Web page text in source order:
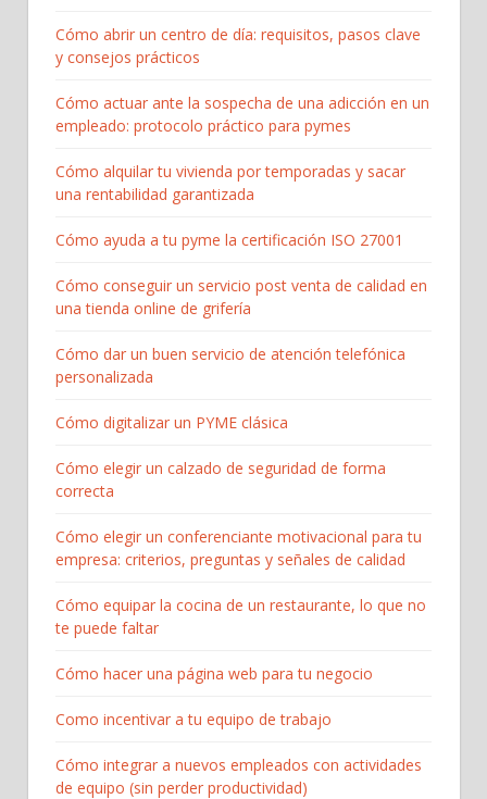
Cómo abrir un centro de día: requisitos, pasos clave
y consejos prácticos
Cómo actuar ante la sospecha de una adicción en un
empleado: protocolo práctico para pymes
Cómo alquilar tu vivienda por temporadas y sacar
una rentabilidad garantizada
Cómo ayuda a tu pyme la certificación ISO 27001
Cómo conseguir un servicio post venta de calidad en
una tienda online de grifería
Cómo dar un buen servicio de atención telefónica
personalizada
Cómo digitalizar un PYME clásica
Cómo elegir un calzado de seguridad de forma
correcta
Cómo elegir un conferenciante motivacional para tu
empresa: criterios, preguntas y señales de calidad
Cómo equipar la cocina de un restaurante, lo que no
te puede faltar
Cómo hacer una página web para tu negocio
Como incentivar a tu equipo de trabajo
Cómo integrar a nuevos empleados con actividades
de equipo (sin perder productividad)